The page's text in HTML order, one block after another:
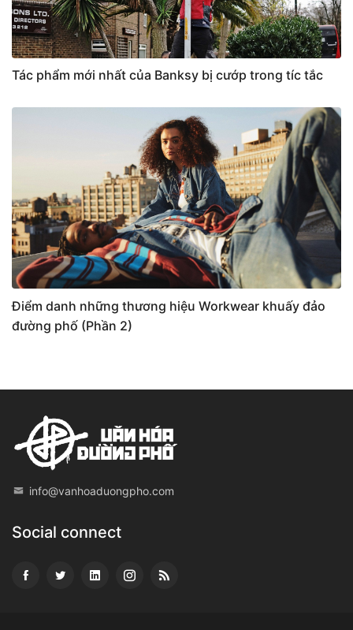
Tác phẩm mới nhất của Banksy bị cướp trong tíc tắc
Điểm danh những thương hiệu Workwear khuấy đảo
đường phố (Phần 2)
info@vanhoaduongpho.com
Social connect